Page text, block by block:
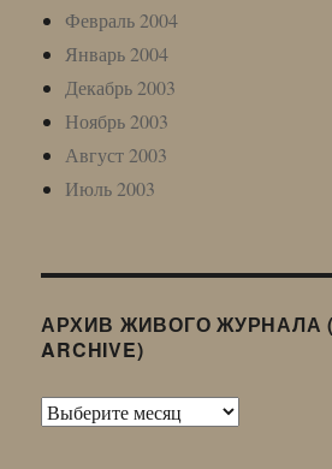
Февраль 2004
Январь 2004
Декабрь 2003
Ноябрь 2003
Август 2003
Июль 2003
АРХИВ ЖИВОГО ЖУРНАЛА
ARCHIVE)
Архив